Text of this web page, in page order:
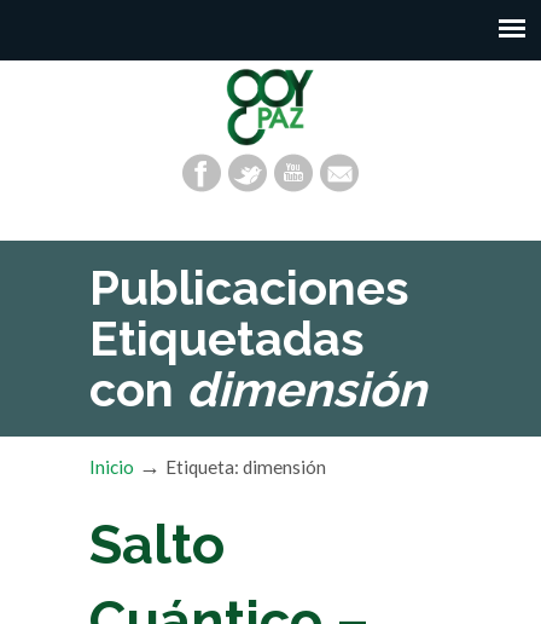
Publicaciones
Etiquetadas
con dimensión
Inicio → Etiqueta: dimensión
Salto